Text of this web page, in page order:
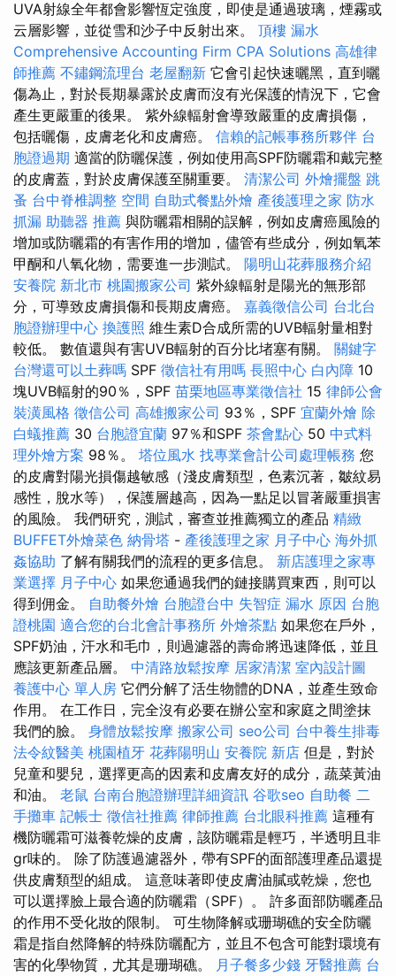
UVA射線全年都會影響恆定強度，即使是通過玻璃，煙霧或
云層影響，並從雪和沙子中反射出來。 頂樓 漏水
Comprehensive Accounting Firm CPA Solutions 高雄律
師推薦 不鏽鋼流理台 老屋翻新 它會引起快速曬黑，直到曬
傷為止，對於長期暴露於皮膚而沒有光保護的情況下，它會
產生更嚴重的後果。 紫外線輻射會導致嚴重的皮膚損傷，
包括曬傷，皮膚老化和皮膚癌。 信賴的記帳事務所夥伴 台
胞證過期 適當的防曬保護，例如使用高SPF防曬霜和戴完整
的皮膚蓋，對於皮膚保護至關重要。 清潔公司 外燴擺盤 跳
蚤 台中脊椎調整 空間 自助式餐點外燴 產後護理之家 防水
抓漏 助聽器 推薦 與防曬霜相關的誤解，例如皮膚癌風險的
增加或防曬霜的有害作用的增加，儘管有些成分，例如氧苯
甲酮和八氧化物，需要進一步測試。 陽明山花葬服務介紹
安養院 新北市 桃園搬家公司 紫外線輻射是陽光的無形部
分，可導致皮膚損傷和長期皮膚癌。 嘉義徵信公司 台北台
胞證辦理中心 換護照 維生素D合成所需的UVB輻射量相對
較低。 數值還與有害UVB輻射的百分比堵塞有關。 關鍵字
台灣還可以土葬嗎 SPF 徵信社有用嗎 長照中心 白內障 10
塊UVB輻射的90％，SPF 苗栗地區專業徵信社 15 律師公會
裝潢風格 徵信公司 高雄搬家公司 93％，SPF 宜蘭外燴 除
白蟻推薦 30 台胞證宜蘭 97％和SPF 茶會點心 50 中式料
理外燴方案 98％。 塔位風水 找專業會計公司處理帳務 您
的皮膚對陽光損傷越敏感（淺皮膚類型，色素沉著，皺紋易
感性，脫水等），保護層越高，因為一點足以冒著嚴重損害
的風險。 我們研究，測試，審查並推薦獨立的產品 精緻
BUFFET外燴菜色 納骨塔 - 產後護理之家 月子中心 海外抓
姦協助 了解有關我們的流程的更多信息。 新店護理之家專
業選擇 月子中心 如果您通過我們的鏈接購買東西，則可以
得到佣金。 自助餐外燴 台胞證台中 失智症 漏水 原因 台胞
證桃園 適合您的台北會計事務所 外燴茶點 如果您在戶外，
SPF奶油，汗水和毛巾，則過濾器的壽命將迅速降低，並且
應該更新產品層。 中清路放鬆按摩 居家清潔 室內設計圖
養護中心 單人房 它們分解了活生物體的DNA，並產生致命
作用。 在工作日，完全沒有必要在辦公室和家庭之間塗抹
我們的臉。 身體放鬆按摩 搬家公司 seo公司 台中養生排毒
法令紋醫美 桃園植牙 花葬陽明山 安養院 新店 但是，對於
兒童和嬰兒，選擇更高的因素和皮膚友好的成分，蔬菜黃油
和油。 老鼠 台南台胞證辦理詳細資訊 谷歌seo 自助餐 二
手攤車 記帳士 徵信社推薦 律師推薦 台北眼科推薦 這種有
機防曬霜可滋養乾燥的皮膚，該防曬霜是輕巧，半透明且非
gr味的。 除了防護過濾器外，帶有SPF的面部護理產品還提
供皮膚類型的組成。 這意味著即使皮膚油膩或乾燥，您也
可以選擇臉上最合適的防曬霜（SPF）。 許多面部防曬產品
的作用不受化妝的限制。 可生物降解或珊瑚礁的安全防曬
霜是指自然降解的特殊防曬配方，並且不包含可能對環境有
害的化學物質，尤其是珊瑚礁。 月子餐多少錢 牙醫推薦 台